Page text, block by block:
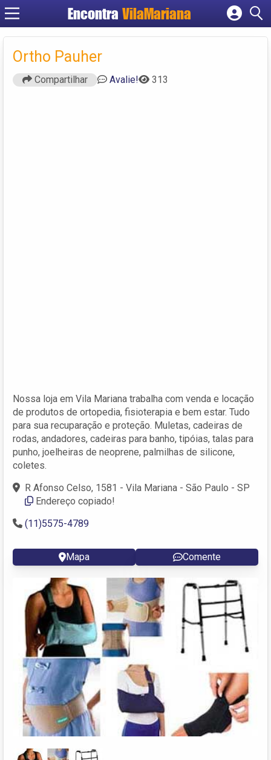
EncontraVilaMariana
Cadastrar empresa
Ortho Pauher
Compartilhar Avalie! 313
Nossa loja em Vila Mariana trabalha com venda e locação
de produtos de ortopedia, fisioterapia e bem estar. Tudo
para sua recuparação e proteção. Muletas, cadeiras de
rodas, andadores, cadeiras para banho, tipóias, talas para
punho, joelheiras de neoprene, palmilhas de silicone,
coletes.
R Afonso Celso, 1581 - Vila Mariana - São Paulo - SP
Endereço copiado!
(11)5575-4789
Mapa Comente